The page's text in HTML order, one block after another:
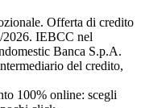
Offerta di credito
2026. IEBCC nel
Banca S.p.A.
del credito,
100% online: scegli